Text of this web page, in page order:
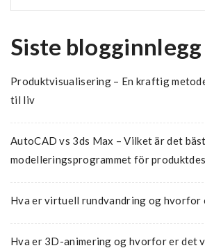
Siste blogginnlegg
Produktvisualisering – En kraftig
til liv
AutoCAD vs 3ds Max – Vilket är det
modelleringsprogrammet för
Hva er virtuell rundvandring og hvorfor
Hva er 3D-animering og hvorfor er det